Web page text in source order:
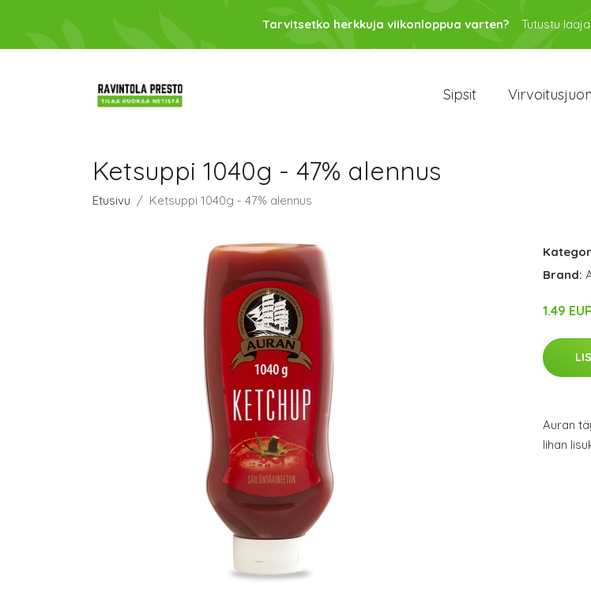
Tarvitsetko herkkuja viikonloppua varten? Tutustu
Sipsit
Ketsuppi 1040g - 47% alennus
Etusivu Ketsuppi 1040g - 47% alennus
Brand:
1.49
Auran
lihan